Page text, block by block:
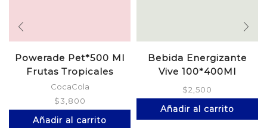
Powerade Pet*500 Ml
Frutas Tropicales
CocaCola
$3,800
Añadir al carrito
Bebida Energizante
Vive 100*400Ml
$2,500
Añadir al carrito